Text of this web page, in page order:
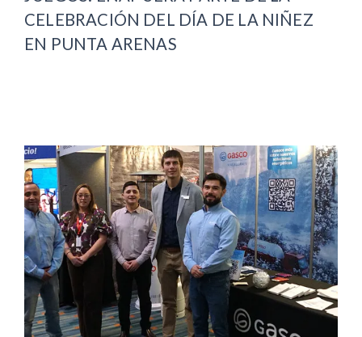
CELEBRACIÓN DEL DÍA DE LA NIÑEZ
EN PUNTA ARENAS